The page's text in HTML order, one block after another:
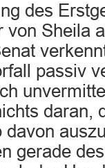
des
von Sheila
passiv
daran,
davon
gerade